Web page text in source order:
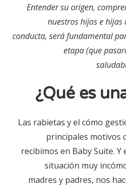
Entender su origen,
nuestros hijos e hijas
conducta, será fundamental
etapa (que
¿Qué es
Las rabietas y el cómo
principales motivos
recibimos en Baby Suite.
situación muy
madres y padres, nos